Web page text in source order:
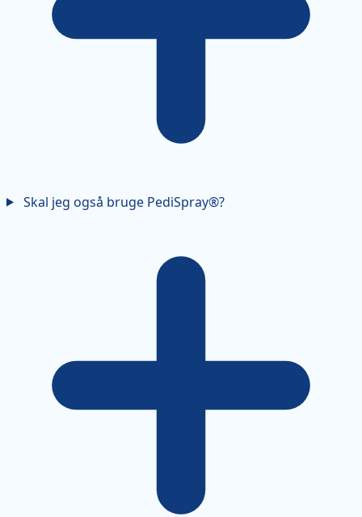
Skal jeg også bruge PediSpray®?